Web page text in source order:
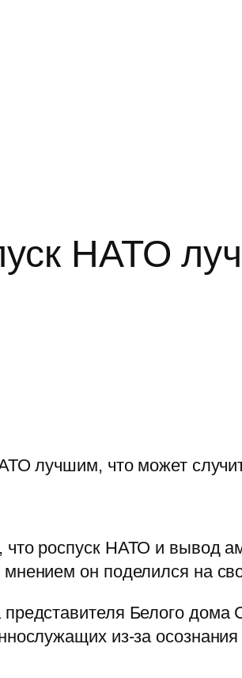
НАТО
лучшим, что может
роспуск НАТО и вывод
он поделился на
Белого
из-за